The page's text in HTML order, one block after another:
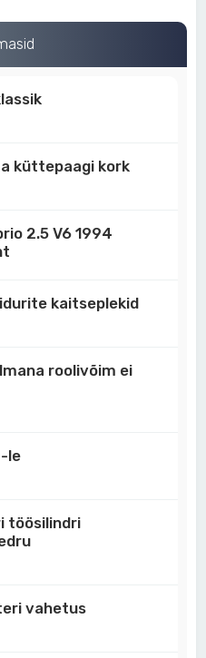
küttepaagi kork
2.5 V6 1994
kaitseplekid
roolivõim ei
le
töösilindri
vahetus